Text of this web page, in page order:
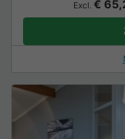
Excl. €